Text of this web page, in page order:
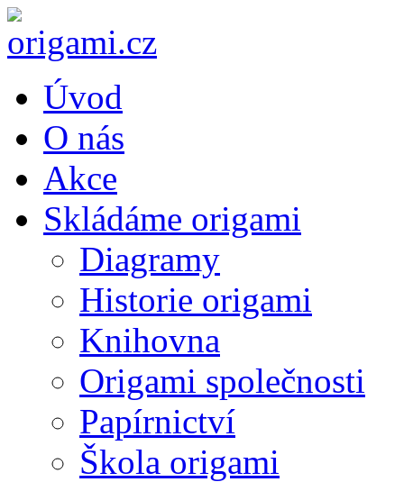
Úvod
O nás
Akce
Skládáme origami
Diagramy
Historie origami
Knihovna
Origami společnosti
Papírnictví
Škola origami